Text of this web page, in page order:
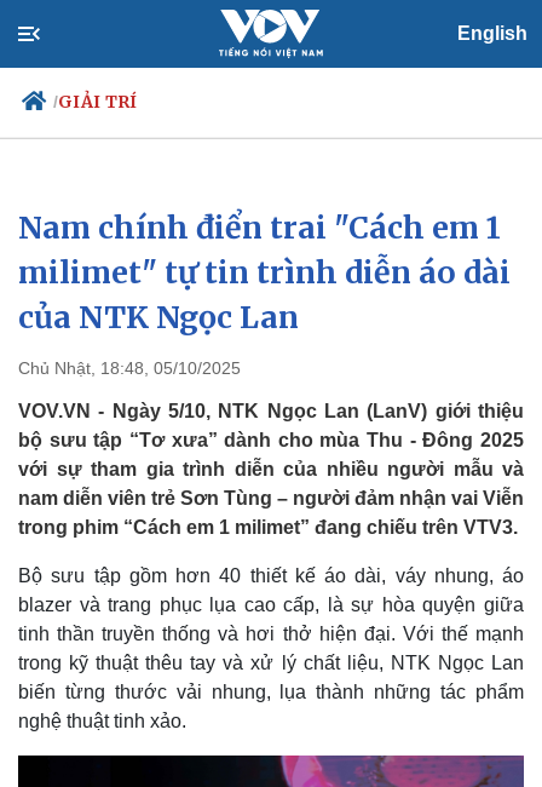
English
/GIẢI TRÍ
Chính trị
Đảng
Tổ chức nhân sự
Quốc hội
Xã hội
Tin 24h
Dự báo thời tiết
Giáo dục
Nam chính điển trai "Cách em 1
milimet" tự tin trình diễn áo dài
của NTK Ngọc Lan
Chủ Nhật, 18:48, 05/10/2025
VOV.VN - Ngày 5/10, NTK Ngọc Lan (LanV) giới thiệu
bộ sưu tập “Tơ xưa” dành cho mùa Thu - Đông 2025
với sự tham gia trình diễn của nhiều người mẫu và
nam diễn viên trẻ Sơn Tùng – người đảm nhận vai Viễn
trong phim “Cách em 1 milimet” đang chiếu trên VTV3.
Bộ sưu tập gồm hơn 40 thiết kế áo dài, váy nhung, áo
blazer và trang phục lụa cao cấp, là sự hòa quyện giữa
tinh thần truyền thống và hơi thở hiện đại. Với thế mạnh
trong kỹ thuật thêu tay và xử lý chất liệu, NTK Ngọc Lan
biến từng thước vải nhung, lụa thành những tác phẩm
nghệ thuật tinh xảo.